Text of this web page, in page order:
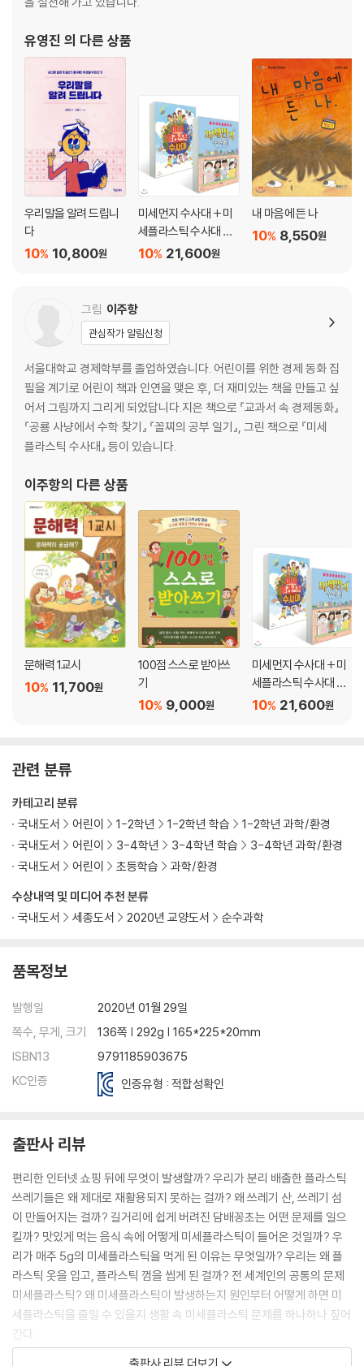
유영진 의 다른 상품
우리말을 알려 드립니
다
10,800원
10%
미세먼지 수사대 + 미
세플라스틱 수사대 세
트
21,600원
10%
내 마음에 든 나
8,550원
10%
그림 이주항
관심작가 알림신청
서울대학교 경제학부를 졸업하였습니다. 어린이를 위한 경제 동화 집
필을 계기로 어린이 책과 인연을 맺은 후, 더 재미있는 책을 만들고 싶
어서 그림까지 그리게 되었답니다.지은 책으로 『교과서 속 경제동화』
『공룡 사냥에서 수학 찾기』 『꼴찌의 공부 일기』, 그린 책으로 『미세
플라스틱 수사대』 등이 있습니다.
이주항의 다른 상품
문해력 1교시
11,700원
10%
100점 스스로 받아쓰
기
9,000원
10%
미세먼지 수사대 + 미
세플라스틱 수사대 세
트
21,600원
10%
관련 분류
수상내역 및 미디어 추천 분류
국내도서
세종도서 2020년 교양도서 순수과학
카테고리 분류
국내도서
어린이 1-2학년 1-2학년 학습
1-2학년 과학/환경
국내도서
어린이 3-4학년 3-4학년 학습
3-4학년 과학/환경
국내도서
어린이 초등학습 과학/환경
품목정보
발행일
2020년 01월 29일
쪽수, 무게, 크기
136쪽 | 292g | 165*225*20mm
ISBN13
9791185903675
KC인증
인증유형 : 적합성확인
출판사 리뷰
편리한 인터넷 쇼핑 뒤에 무엇이 발생할까? 우리가 분리 배출한 플라스틱
쓰레기들은 왜 제대로 재활용되지 못하는 걸까? 왜 쓰레기 산, 쓰레기 섬
이 만들어지는 걸까? 길거리에 쉽게 버려진 담배꽁초는 어떤 문제를 일으
킬까? 맛있게 먹는 음식 속에 어떻게 미세플라스틱이 들어온 것일까? 우
리가 매주 5g의 미세플라스틱을 먹게 된 이유는 무엇일까? 우리는 왜 플
라스틱 옷을 입고, 플라스틱 껌을 씹게 된 걸까? 전 세계인의 공통의 문제
미세플라스틱? 왜 미세플라스틱이 발생하는지 원인부터 어떻게 하면 미
세플라스틱을 줄일 수 있을지 생활 속 미세플라스틱 문제를 하나하나 짚어
간다.